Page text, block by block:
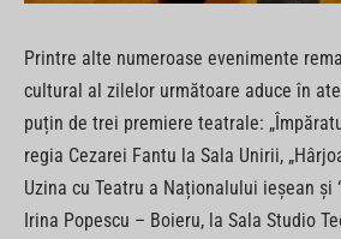
Printre alte numeroase evenimente
cultural al zilelor următoare aduce în
puțin de trei premiere teatrale:
regia Cezarei Fantu la Sala Unirii,
Uzina cu Teatru a Naționalului ieșean și
Irina Popescu – Boieru, la Sala Studio